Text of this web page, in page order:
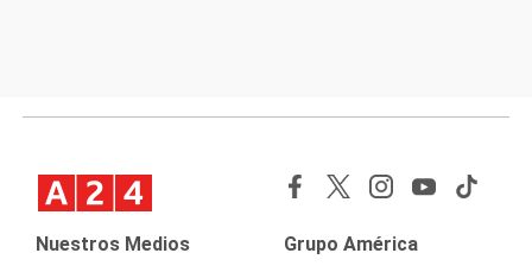
Nuestros Medios Grupo América